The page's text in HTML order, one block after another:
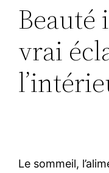
Beauté
vrai
Le sommeil,